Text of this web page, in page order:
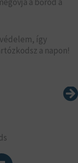
így
a napon!